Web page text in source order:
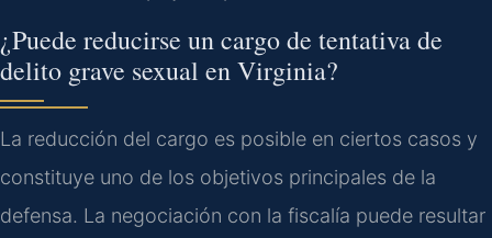
¿Puede reducirse un cargo de tentativa de
delito grave sexual en Virginia?
La reducción del cargo es posible en ciertos casos y
constituye uno de los objetivos principales de la
defensa. La negociación con la fiscalía puede resultar